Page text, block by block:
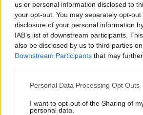
us or personal information disclosed to
your opt-out. You may separately opt-
disclosure of your personal information
IAB’s list of downstream participants.
also be disclosed by us to third parties
Downstream Participants that may
Please note that this website/app uses
not limited to your visit or usage
Personal Data Processing Opt Outs
I want to opt-out of the Sharing of
personal data.
Lietuvasmilitārie
izlūkdienesti:
apsver triecienus
kritiskajai